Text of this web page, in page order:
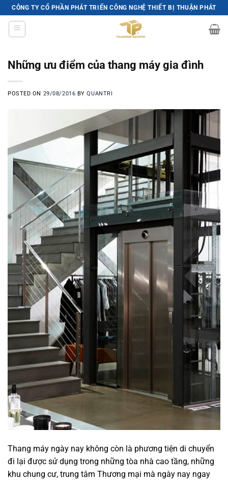
Skip
to
content
CÔNG TY CỔ PHẦN PHÁT TRIỂN CÔNG NGHỆ THIẾT BỊ THUẬN PHÁT
Những ưu điểm của thang máy gia đình
POSTED ON 29/08/2016 BYQUANTRI
Thang máy ngày nay không còn là phương tiện di chuyển
đi lại được sử dụng trong những tòa nhà cao tầng, những
khu chung cư, trung tâm Thương mại mà ngày nay ngay